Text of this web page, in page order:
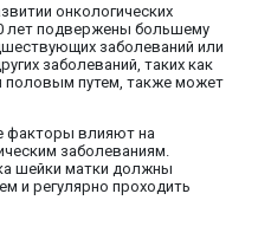
онкологических
лет подвержены большему
заболеваний или
заболеваний, таких как
половым путем, также может
факторы влияют на
заболеваниям.
шейки матки должны
и регулярно проходить